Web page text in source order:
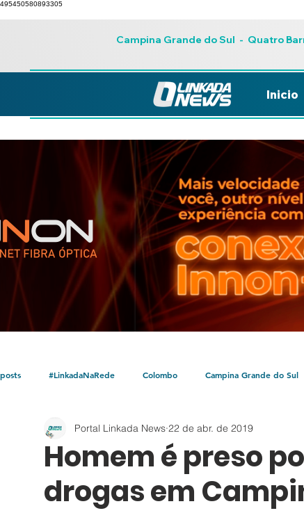
495450580893305
Campina Grande do Sul - Quatro
Inicio
#LinkadaNaRede Colombo Campina Grande do Sul
Policial Bocaiúva do Sul Litoral
Homem é preso
drogas em
Portal Linkada News 22 de abr. de 2019